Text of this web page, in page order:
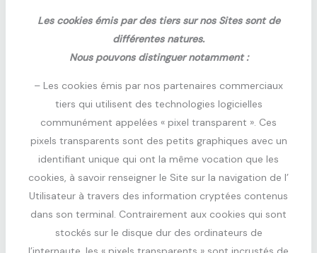
Les cookies émis par des tiers sur nos Sites sont de
différentes natures.
Nous pouvons distinguer notamment :
– Les cookies émis par nos partenaires commerciaux
tiers qui utilisent des technologies logicielles
communément appelées « pixel transparent ». Ces
pixels transparents sont des petits graphiques avec un
identifiant unique qui ont la même vocation que les
cookies, à savoir renseigner le Site sur la navigation de l’
Utilisateur à travers des information cryptées contenus
dans son terminal. Contrairement aux cookies qui sont
stockés sur le disque dur des ordinateurs de